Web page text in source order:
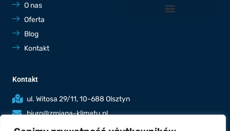
O nas
Oferta
Blog
Kontakt
Kontakt
ul. Witosa 29/11, 10-688 Olsztyn
biuro@zmiana-klimatu.pl
536 764 801